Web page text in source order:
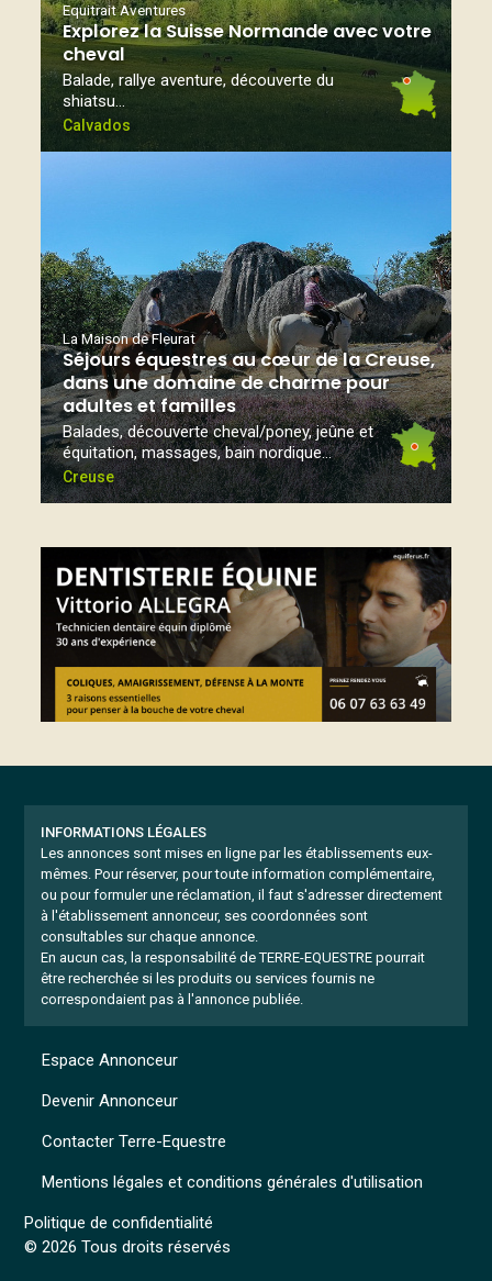
Equitrait Aventures
Explorez la Suisse Normande avec votre
cheval
Balade, rallye aventure, découverte du
shiatsu…
Calvados
La Maison de Fleurat
Séjours équestres au cœur de la Creuse,
dans une domaine de charme pour
adultes et familles
Balades, découverte cheval/poney, jeûne et
équitation, massages, bain nordique...
Creuse
INFORMATIONS LÉGALES
Les annonces sont mises en ligne par les établissements eux-
mêmes. Pour réserver, pour toute information complémentaire,
ou pour formuler une réclamation, il faut s'adresser directement
à l'établissement annonceur, ses coordonnées sont
consultables sur chaque annonce.
En aucun cas, la responsabilité de TERRE-EQUESTRE pourrait
être recherchée si les produits ou services fournis ne
correspondaient pas à l'annonce publiée.
Mentions légales et conditions générales d'utilisation
Politique de confidentialité
© 2026 Tous droits réservés
Espace Annonceur
Devenir Annonceur
Contacter Terre-Equestre